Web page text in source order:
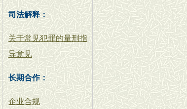
司法解释：
关于常见犯罪的量刑指
导意见
长期合作：
企业合规